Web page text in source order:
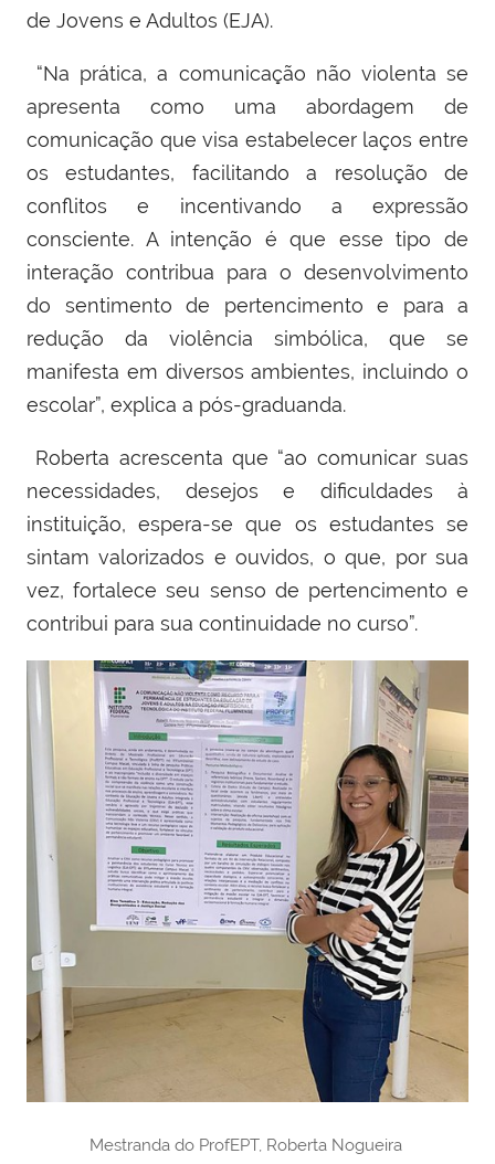
de Jovens e Adultos (EJA).
“Na prática, a comunicação não violenta se
apresenta como uma abordagem de
comunicação que visa estabelecer laços entre
os estudantes, facilitando a resolução de
conflitos e incentivando a expressão
consciente. A intenção é que esse tipo de
interação contribua para o desenvolvimento
do sentimento de pertencimento e para a
redução da violência simbólica, que se
manifesta em diversos ambientes, incluindo o
escolar”, explica a pós-graduanda.
Roberta acrescenta que “ao comunicar suas
necessidades, desejos e dificuldades à
instituição, espera-se que os estudantes se
sintam valorizados e ouvidos, o que, por sua
vez, fortalece seu senso de pertencimento e
contribui para sua continuidade no curso”.
Mestranda do ProfEPT, Roberta Nogueira